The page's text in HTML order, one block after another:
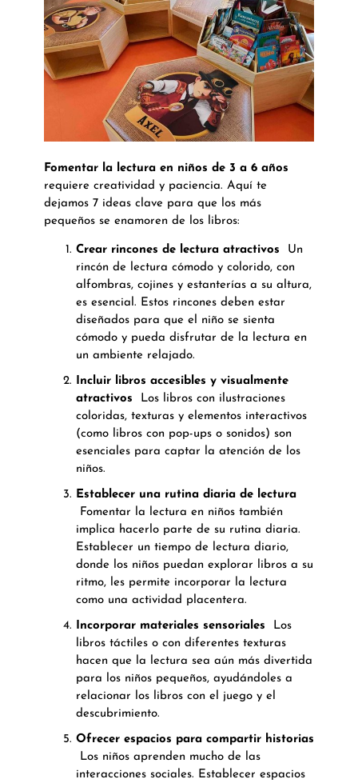
Fomentar la lectura en niños de 3 a 6 años
requiere creatividad y paciencia. Aquí te
dejamos 7 ideas clave para que los más
pequeños se enamoren de los libros:
Crear rincones de lectura atractivos
Un
rincón de lectura cómodo y colorido, con
alfombras, cojines y estanterías a su altura,
es esencial. Estos rincones deben estar
diseñados para que el niño se sienta
cómodo y pueda disfrutar de la lectura en
un ambiente relajado.
Incluir libros accesibles y visualmente
atractivos
Los libros con ilustraciones
coloridas, texturas y elementos interactivos
(como libros con pop-ups o sonidos) son
esenciales para captar la atención de los
niños.
Establecer una rutina diaria de lectura
Fomentar la lectura en niños también
implica hacerlo parte de su rutina diaria.
Establecer un tiempo de lectura diario,
donde los niños puedan explorar libros a su
ritmo, les permite incorporar la lectura
como una actividad placentera.
Incorporar materiales sensoriales
Los
libros táctiles o con diferentes texturas
hacen que la lectura sea aún más divertida
para los niños pequeños, ayudándoles a
relacionar los libros con el juego y el
descubrimiento.
Ofrecer espacios para compartir historias
Los niños aprenden mucho de las
interacciones sociales. Establecer espacios